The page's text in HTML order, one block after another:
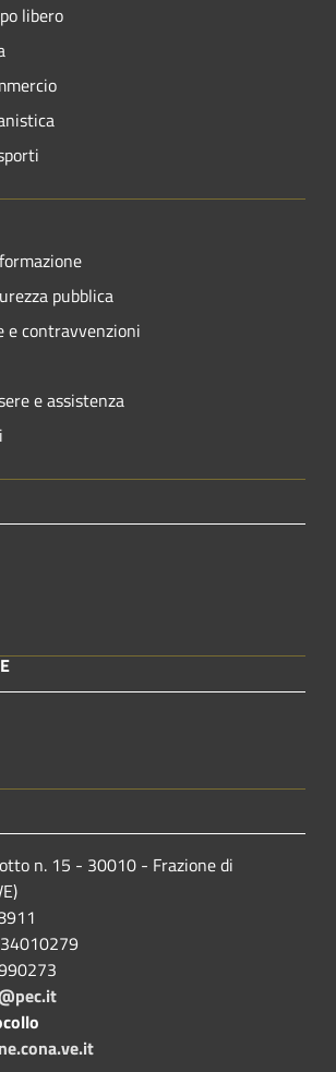
libero
pubblica
e contravvenzioni
e assistenza
n. 15 - 30010 - Frazione di